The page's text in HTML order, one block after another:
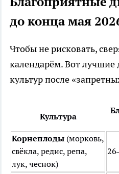
до конца мая
Чтобы не рисковать,
календарём. Вот
культур после
Культура
Корнеплоды (морковь,
свёкла, редис, репа,
лук, чеснок)